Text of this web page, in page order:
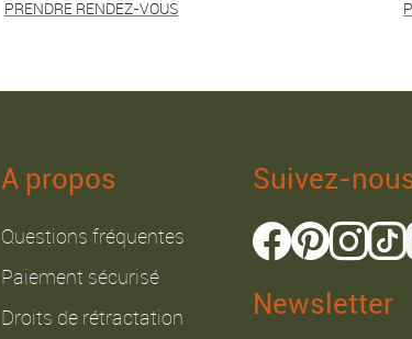
PRENDRE RENDEZ-VOUS
A propos
Questions fréquentes
Paiement sécurisé
Droits de rétractation
Suivez-
Newsletter